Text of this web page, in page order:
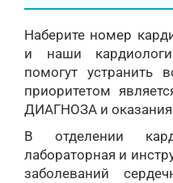
Наберите номер
и наши
помогут устранить
приоритетом
ДИАГНОЗА и
В отделении
лабораторная и
заболеваний